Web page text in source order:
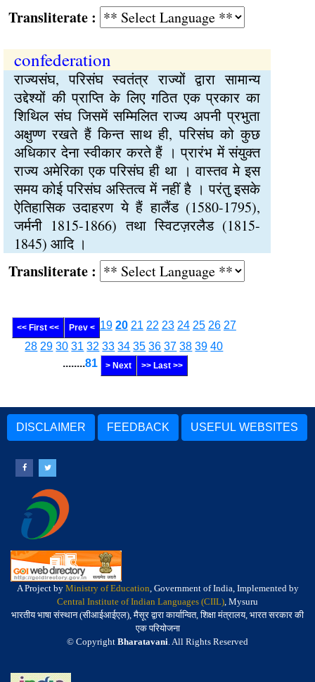
:
confederation
राज्यसंघ, परिसंघ स्वतंत्र राज्यों द्वारा सामान्य
उद्देश्यों की प्राप्ति के लिए गठित एक प्रकार का
शिथिल संघ जिसमें सम्मिलित राज्य अपनी प्रभुता
अक्षुण्ण रखते हैं किन्त साथ ही, परिसंघ को कुछ
अधिकार देना स्वीकार करते हैं । प्रारंभ में संयुक्त
राज्य अमेरिका एक परिसंघ ही था । वास्तव मे इस
समय कोई परिसंघ अस्तित्व में नहीं है । परंतु इसके
ऐतिहासिक उदाहरण ये हैं हालैंड (1580-1795),
जर्मनी 1815-1866) तथा स्विटज़रलैड (1815-
1845) आदि ।
:
<< First << Prev < 19 20 21 22 23 24 25 26 27
28 29 30 31 32 33 34 35 36 37 38 39 40
........81 > Next >> Last >>
DISCLAIMER FEEDBACK USEFUL WEBSITES
A Project by Ministry of Education, Government of India, Implemented by
Central Institute of Indian Languages (CIIL), Mysuru
भारतीय भाषा संस्थान (सीआईआईएल), मैसूर द्वारा कार्यान्वित, शिक्षा मंत्रालय, भारत सरकार की
एक परियोजना
© Copyright Bharatavani. All Rights Reserved